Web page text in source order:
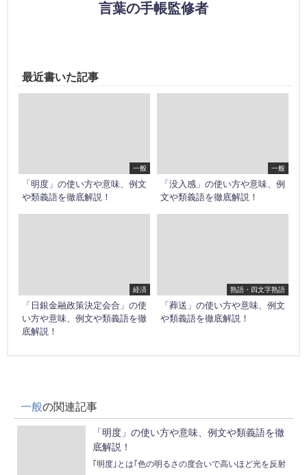
言葉の手帳監修者
最近書いた記事
一般
「明度」の使い方や意味、例文
や類義語を徹底解説！
一般
「没入感」の使い方や意味、例
文や類義語を徹底解説！
経済
「日銀金融政策決定会合」の使
い方や意味、例文や類義語を徹
底解説！
熟語・四文字熟語
「葬送」の使い方や意味、例文
や類義語を徹底解説！
一般の関連記事
「明度」の使い方や意味、例文や類義語を徹
底解説！
｢明度｣とは｢色の明るさの度合いで高いほど光を反射